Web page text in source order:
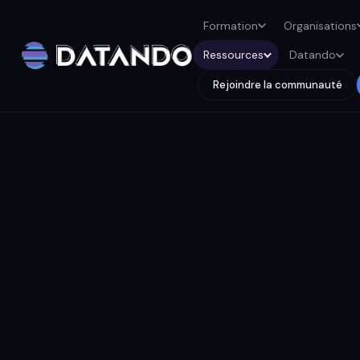
Formation Organisations
Ressources Datando
Rejoindre la communauté